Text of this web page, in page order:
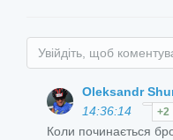
Увійдіть, щоб
Oleksandr
14:36:14
+2
Коли починається